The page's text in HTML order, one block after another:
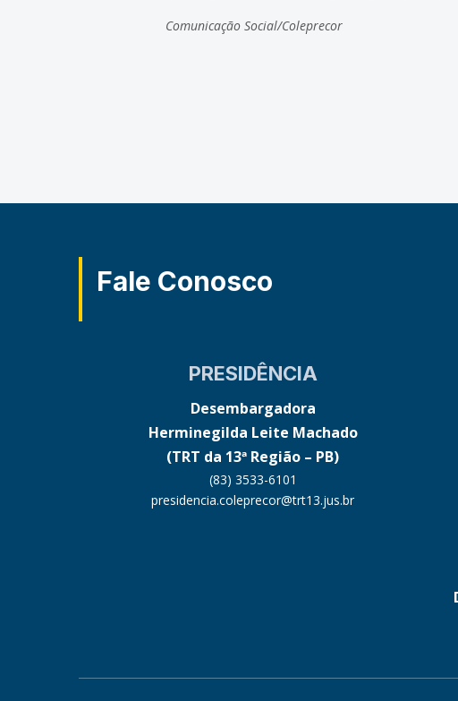
Comunicação Social/Coleprecor
Fale Conosco
PRESIDÊNCIA
Desembargadora
Herminegilda Leite Machado
(TRT da 13ª Região – PB)
(83) 3533-6101
presidencia.coleprecor@trt13.jus.br